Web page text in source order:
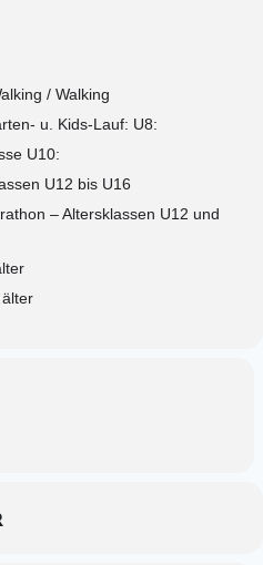
/ Walking
u. Kids-Lauf: U8:
U10:
U12 bis U16
– Altersklassen U12 und